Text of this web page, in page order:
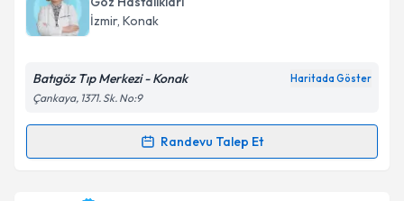
takvim hazırlandığında e-posta ile bilgilendireceğiz.
Kişisel verilerimin işlenmesine ilişkin
Metni'ni okudum ve kişisel verilerimin belirtilen
İzmir, Konak
Batıgöz Tıp Merkezi - Konak Haritada Göster
Çankaya, 1371. Sk. No:9
Randevu Talep Et
Randevu Takvimi Talebi